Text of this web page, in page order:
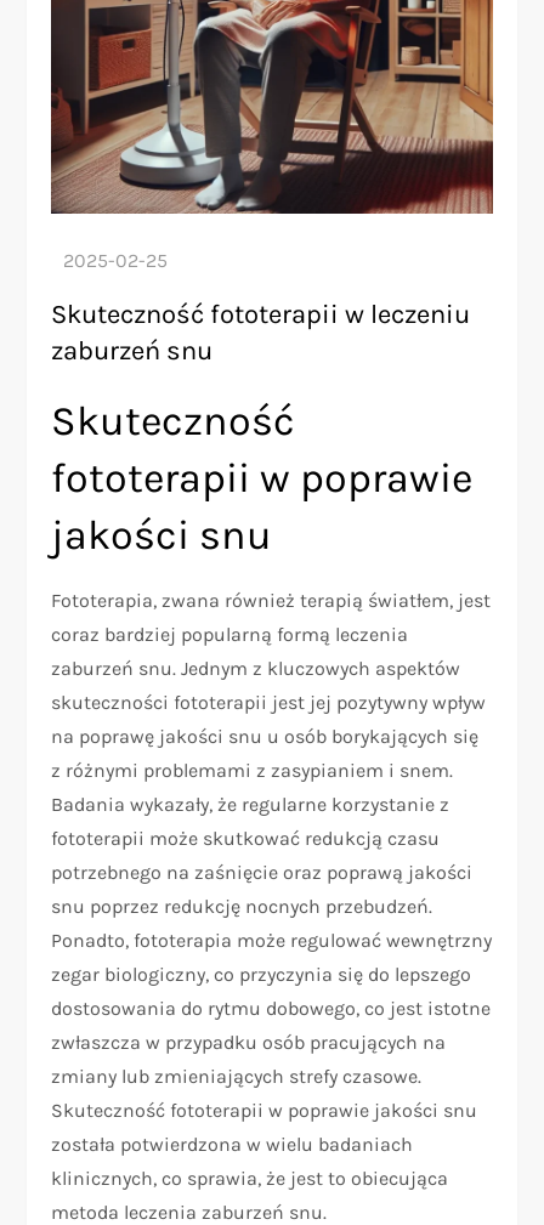
Skuteczność fototerapii w leczeniu
zaburzeń snu
Skuteczność
fototerapii w poprawie
jakości snu
Fototerapia, zwana również terapią światłem, jest
coraz bardziej popularną formą leczenia
zaburzeń snu. Jednym z kluczowych aspektów
skuteczności fototerapii jest jej pozytywny wpływ
na poprawę jakości snu u osób borykających się
z różnymi problemami z zasypianiem i snem.
Badania wykazały, że regularne korzystanie z
fototerapii może skutkować redukcją czasu
potrzebnego na zaśnięcie oraz poprawą jakości
snu poprzez redukcję nocnych przebudzeń.
Ponadto, fototerapia może regulować wewnętrzny
zegar biologiczny, co przyczynia się do lepszego
dostosowania do rytmu dobowego, co jest istotne
zwłaszcza w przypadku osób pracujących na
zmiany lub zmieniających strefy czasowe.
Skuteczność fototerapii w poprawie jakości snu
została potwierdzona w wielu badaniach
klinicznych, co sprawia, że jest to obiecująca
metoda leczenia zaburzeń snu.